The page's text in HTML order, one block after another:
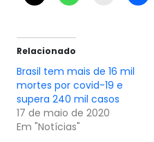
Relacionado
Brasil tem mais de 16 mil
mortes por covid-19 e
supera 240 mil casos
17 de maio de 2020
Em "Notícias"